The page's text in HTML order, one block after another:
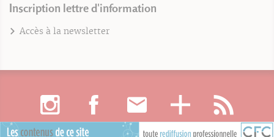
Inscription lettre d'information
Accès à la newsletter